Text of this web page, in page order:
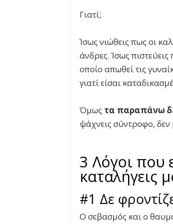
Γιατί;
Ίσως νιώθεις πως οι
άνδρες. Ίσως
οποίο απωθεί τις
γιατί είσαι
Όμως τα παραπάνω
ψάχνεις σύντροφο, δεν
3 Λόγοι που
καταλήγεις
#1 Δε
Ο σεβασμός και ο